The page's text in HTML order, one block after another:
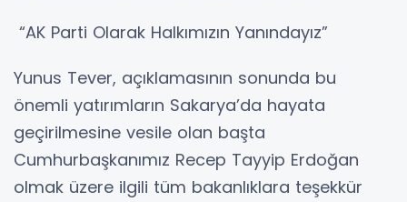
“AK Parti Olarak Halkımızın Yanındayız”
Yunus Tever, açıklamasının sonunda bu
önemli yatırımların Sakarya’da hayata
geçirilmesine vesile olan başta
Cumhurbaşkanımız Recep Tayyip Erdoğan
olmak üzere ilgili tüm bakanlıklara teşekkür